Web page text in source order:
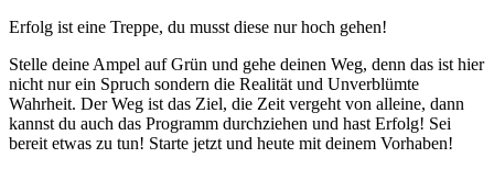
Erfolg ist eine Treppe, du musst diese nur hoch gehen!
Stelle deine Ampel auf Grün und gehe deinen Weg, denn das ist hier
nicht nur ein Spruch sondern die Realität und Unverblümte
Wahrheit. Der Weg ist das Ziel, die Zeit vergeht von alleine, dann
kannst du auch das Programm durchziehen und hast Erfolg! Sei
bereit etwas zu tun! Starte jetzt und heute mit deinem Vorhaben!